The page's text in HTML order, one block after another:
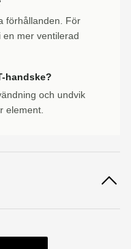
förhållanden. För
mer ventilerad
handske?
och undvik
element.